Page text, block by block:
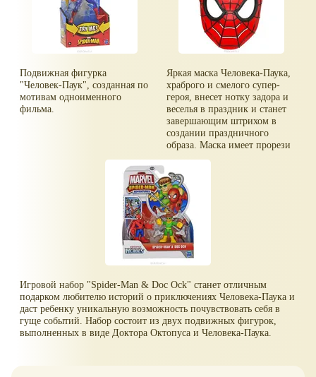
Подвижная фигурка
"Человек-Паук", созданная по
мотивам одноименного
фильма.
Яркая маска Человека-Паука,
храброго и смелого супер-
героя, внесет нотку задора и
веселья в праздник и станет
завершающим штрихом в
создании праздничного
образа. Маска имеет прорези
широкой эластичной резинки
на липучке.
Игровой набор "Spider-Man & Doc Ock" станет отличным
подарком любителю историй о приключениях Человека-Паука и
даст ребенку уникальную возможность почувствовать себя в
гуще событий. Набор состоит из двух подвижных фигурок,
выполненных в виде Доктора Октопуса и Человека-Паука.